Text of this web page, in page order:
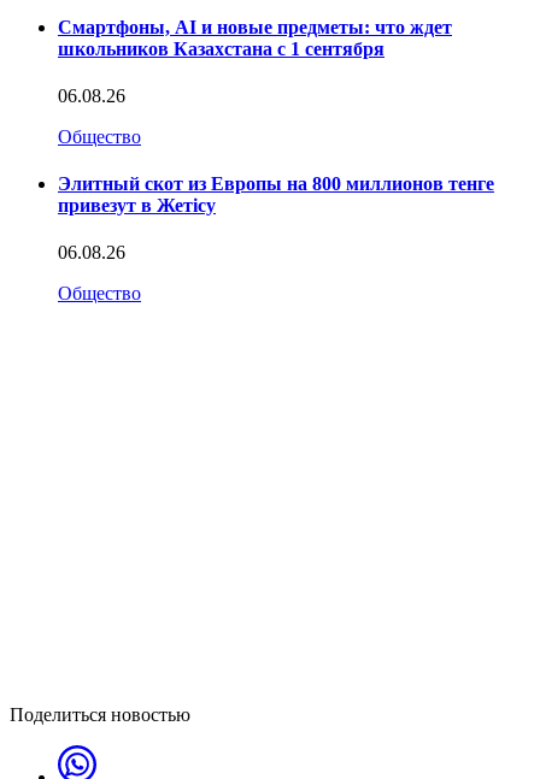
Смартфоны, AI и новые предметы: что ждет
школьников Казахстана с 1 сентября
06.08.26
Общество
Элитный скот из Европы на 800 миллионов тенге
привезут в Жетісу
06.08.26
Общество
Поделиться новостью